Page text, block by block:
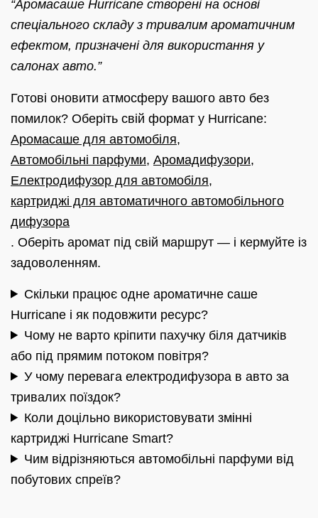
“Аромасаше Hurricane створені на основі
спеціального складу з тривалим ароматичним
ефектом, призначені для використання у
салонах авто.”
Готові оновити атмосферу вашого авто без
помилок? Оберіть свій формат у Hurricane:
Аромасаше для автомобіля,
Автомобільні парфуми, Аромадифузори,
Електродифузор для автомобіля,
картриджі для автоматичного автомобільного
дифузора
. Оберіть аромат під свій маршрут — і кермуйте із
задоволенням.
Скільки працює одне ароматичне саше
Hurricane і як подовжити ресурс?
Чому не варто кріпити пахучку біля датчиків
або під прямим потоком повітря?
У чому перевага електродифузора в авто за
тривалих поїздок?
Коли доцільно використовувати змінні
картриджі Hurricane Smart?
Чим відрізняються автомобільні парфуми від
побутових спреїв?